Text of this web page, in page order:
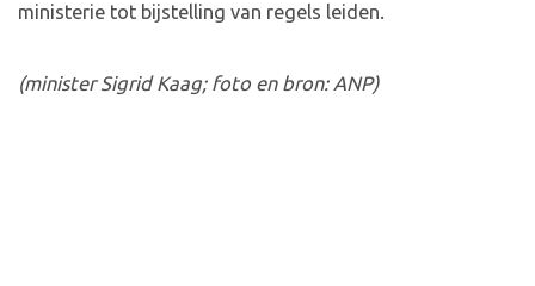
ministerie tot bijstelling van regels leiden.
(minister Sigrid Kaag; foto en bron: ANP)